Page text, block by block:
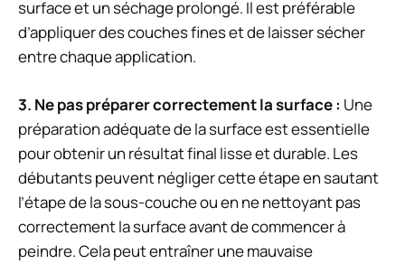
surface et un séchage prolongé. Il est préférable
d’appliquer des couches fines et de laisser sécher
entre chaque application.
3. Ne pas préparer correctement la surface : Une
préparation adéquate de la surface est essentielle
pour obtenir un résultat final lisse et durable. Les
débutants peuvent négliger cette étape en sautant
l’étape de la sous-couche ou en ne nettoyant pas
correctement la surface avant de commencer à
peindre. Cela peut entraîner une mauvaise